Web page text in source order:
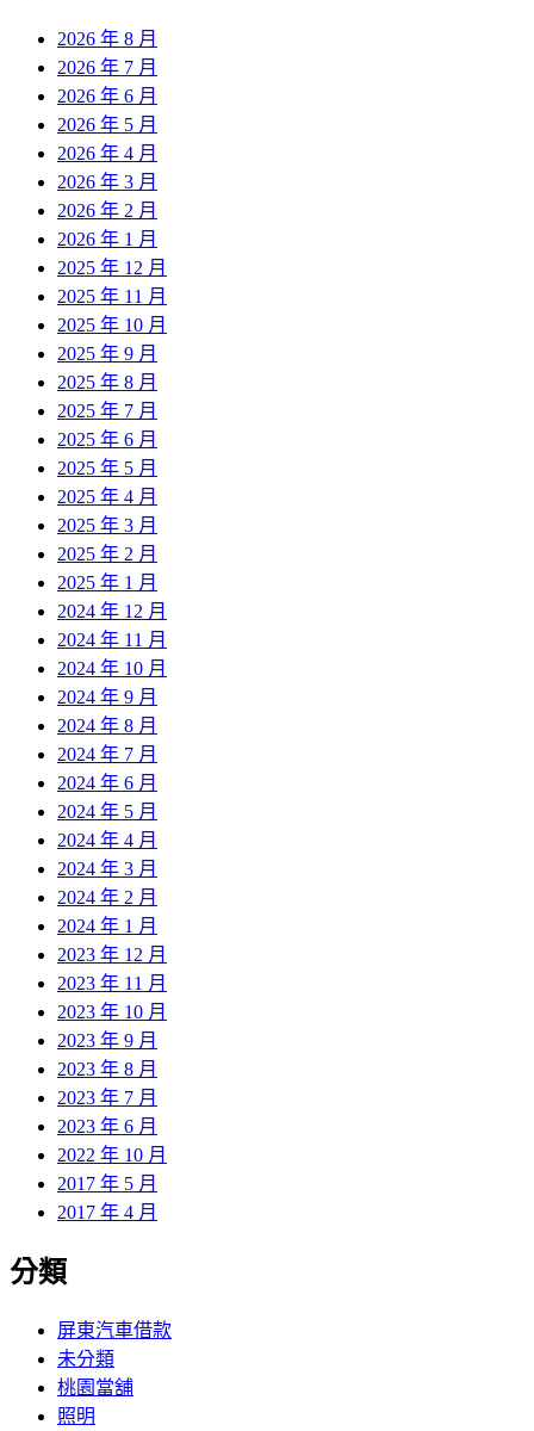
2026 年 8 月
2026 年 7 月
2026 年 6 月
2026 年 5 月
2026 年 4 月
2026 年 3 月
2026 年 2 月
2026 年 1 月
2025 年 12 月
2025 年 11 月
2025 年 10 月
2025 年 9 月
2025 年 8 月
2025 年 7 月
2025 年 6 月
2025 年 5 月
2025 年 4 月
2025 年 3 月
2025 年 2 月
2025 年 1 月
2024 年 12 月
2024 年 11 月
2024 年 10 月
2024 年 9 月
2024 年 8 月
2024 年 7 月
2024 年 6 月
2024 年 5 月
2024 年 4 月
2024 年 3 月
2024 年 2 月
2024 年 1 月
2023 年 12 月
2023 年 11 月
2023 年 10 月
2023 年 9 月
2023 年 8 月
2023 年 7 月
2023 年 6 月
2022 年 10 月
2017 年 5 月
2017 年 4 月
分類
屏東汽車借款
未分類
桃園當舖
照明